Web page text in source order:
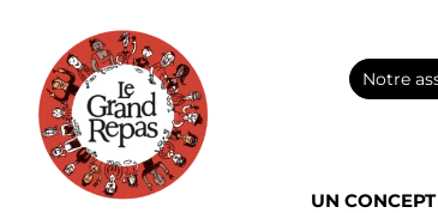
Notre
UN